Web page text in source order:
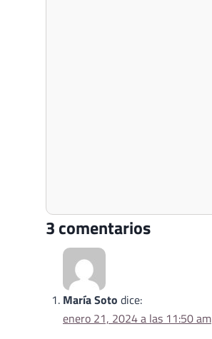
3 comentarios
María Soto dice:
enero 21, 2024 a las 11:50 am